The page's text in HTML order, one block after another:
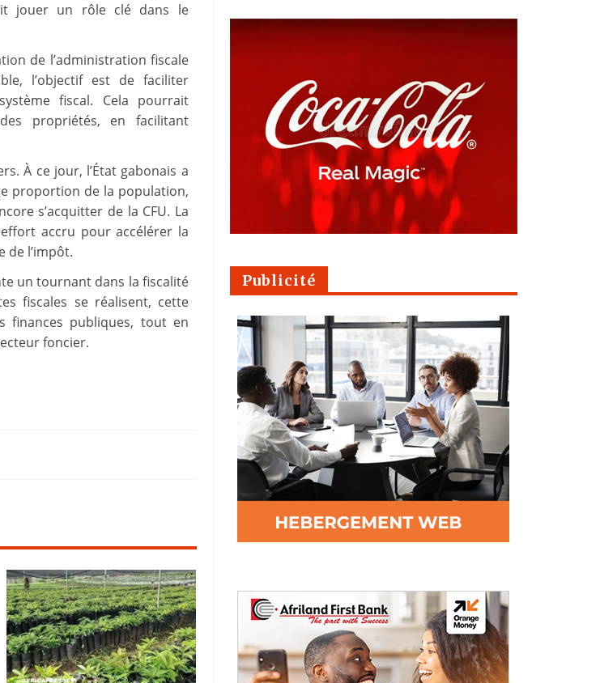
jouer un rôle clé dans le
de l’administration fiscale
l’objectif est de faciliter
fiscal. Cela pourrait
propriétés, en facilitant
À ce jour, l’État gabonais a
proportion de la population,
s’acquitter de la CFU. La
accru pour accélérer la
de l’impôt.
un tournant dans la fiscalité
fiscales se réalisent, cette
publiques, tout en
foncier.
Publicité